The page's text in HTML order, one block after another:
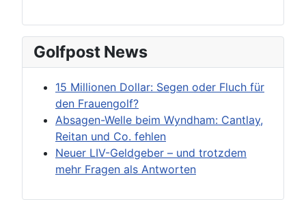
Golfpost News
15 Millionen Dollar: Segen oder Fluch für
den Frauengolf?
Absagen-Welle beim Wyndham: Cantlay,
Reitan und Co. fehlen
Neuer LIV-Geldgeber – und trotzdem
mehr Fragen als Antworten